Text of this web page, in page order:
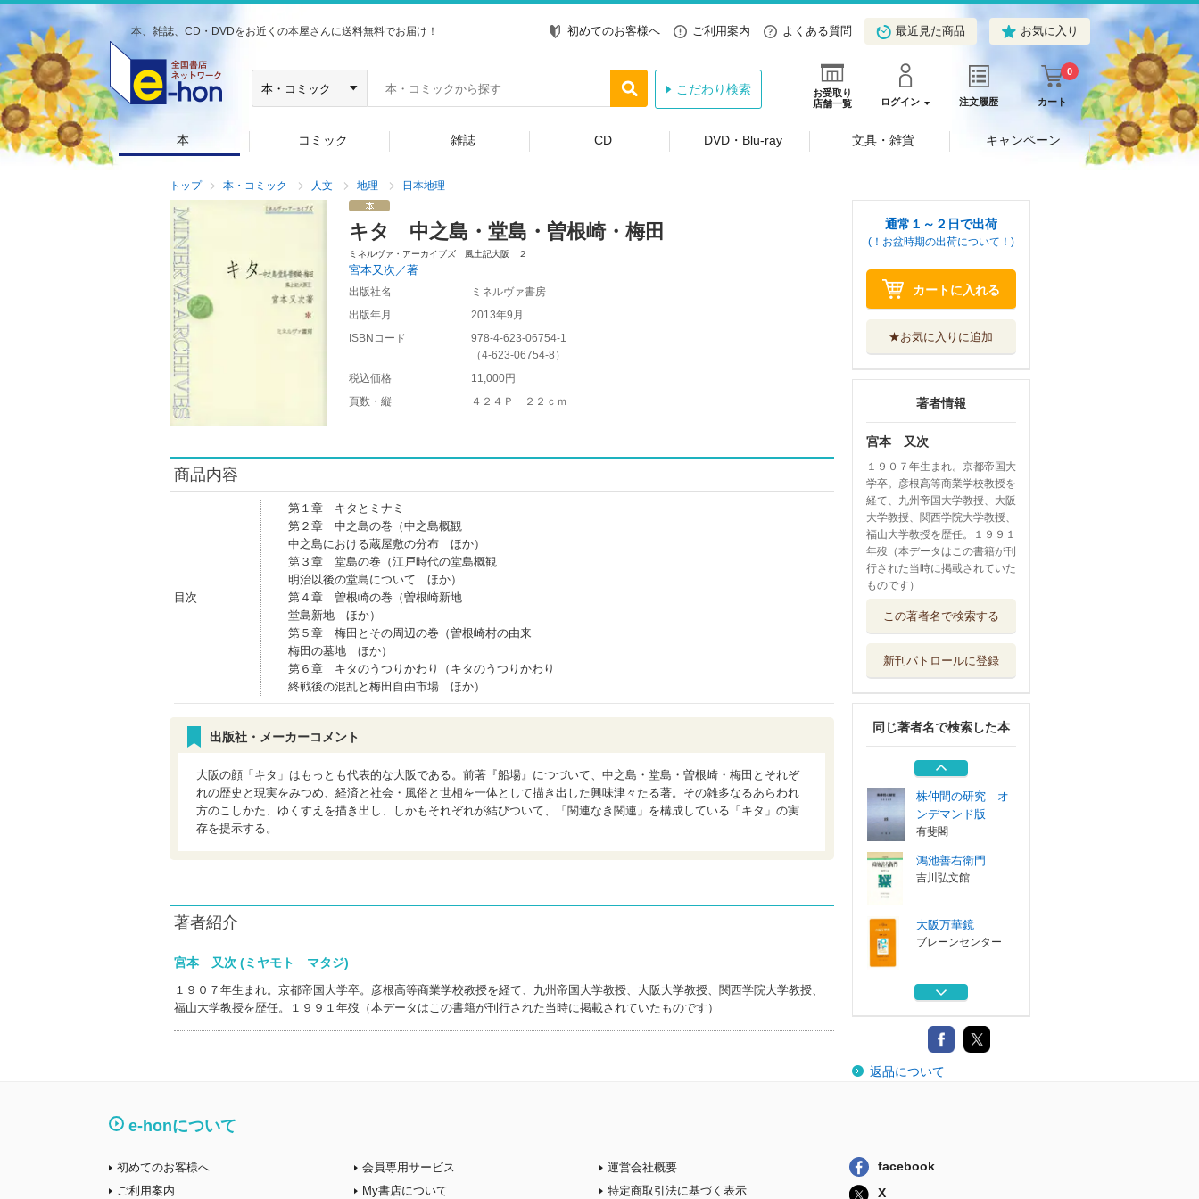
本、雑誌、CD・DVDをお近くの本屋さんに送料無料でお届け！ 初めてのお客様へ ご利用案内 よくある質問 最近見た商品 お気に入り
お受取り
店舗一覧
ログイン 注文履歴 カート
0
こだわり検索
本 コミック 雑誌 CD DVD・Blu-ray 文具・雑貨 キャンペーン
トップ 本・コミック 人文 地理 日本地理
キタ 中之島・堂島・曽根崎・梅田
ミネルヴァ・アーカイブズ 風土記大阪 ２
宮本又次／著
出版社名
ミネルヴァ書房
出版年月
2013年9月
ISBNコード
978-4-623-06754-1
（4-623-06754-8 ）
税込価格
11,000円
頁数・縦
４２４Ｐ ２２ｃｍ
商品内容
目次
第１章 キタとミナミ
第２章 中之島の巻（中之島概観
中之島における蔵屋敷の分布 ほか）
第３章 堂島の巻（江戸時代の堂島概観
明治以後の堂島について ほか）
第４章 曽根崎の巻（曽根崎新地
堂島新地 ほか）
第５章 梅田とその周辺の巻（曽根崎村の由来
梅田の墓地 ほか）
第６章 キタのうつりかわり（キタのうつりかわり
終戦後の混乱と梅田自由市場 ほか）
出版社・メーカーコメント
大阪の顔「キタ」はもっとも代表的な大阪である。前著『船場』につづいて、中之島・堂島・曽根崎・梅田とそれぞ
れの歴史と現実をみつめ、経済と社会・風俗と世相を一体として描き出した興味津々たる著。その雑多なるあらわれ
方のこしかた、ゆくすえを描き出し、しかもそれぞれが結びついて、「関連なき関連」を構成している「キタ」の実
存を提示する。
著者紹介
宮本 又次 (ミヤモト マタジ)
１９０７年生まれ。京都帝国大学卒。彦根高等商業学校教授を経て、九州帝国大学教授、大阪大学教授、関西学院大学教授、
福山大学教授を歴任。１９９１年歿（本データはこの書籍が刊行された当時に掲載されていたものです）
通常１～２日で出荷
(！お盆時期の出荷について！)
カートに入れる
★お気に入りに追加
著者情報
宮本 又次
１９０７年生まれ。京都帝国大
学卒。彦根高等商業学校教授を
経て、九州帝国大学教授、大阪
大学教授、関西学院大学教授、
福山大学教授を歴任。１９９１
年歿（本データはこの書籍が刊
行された当時に掲載されていた
ものです）
この著者名で検索する
新刊パトロールに登録
同じ著者名で検索した本
吉川弘文館
大阪万華鏡
国家勘定録
清文堂出版
株仲間の研究 オ
ンデマンド版
有斐閣
鴻池善右衛門
吉川弘文館
大阪万華鏡
ブレーンセンター
国家勘定録
株仲間の研究 オ
ンデマンド版
返品について
e-honについて
初めてのお客様へ
ご利用案内
会員専用サービス
My書店について
運営会社概要
特定商取引法に基づく表示
facebook
X